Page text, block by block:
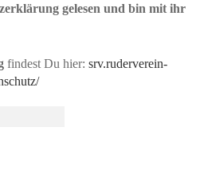
gelesen und bin mit ihr
findest Du hier: srv.ruderverein-